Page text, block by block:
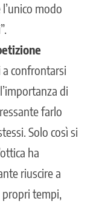
modo
confrontarsi
di
farlo
Solo così si
ha
riuscire a
tempi,